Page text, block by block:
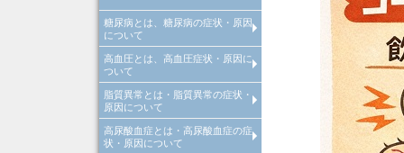
メタボリック症候群
糖尿病とは、糖尿病の症状・原因
について
糖尿病とは、糖尿病原因・糖
当院での取り組み
高血圧とは、高血圧症状・原因に
ついて
高血圧とは、高血圧原因・高
脂質異常とは・脂質異常の症状・
原因について
脂質異常とは、脂質異常原因
高尿酸血症とは・高尿酸血症の症
状・原因について